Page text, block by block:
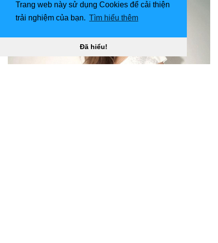
Trang web này sử dụng Cookies để cải thiện
trải nghiệm của bạn. Tìm hiểu thêm
Đã hiểu!